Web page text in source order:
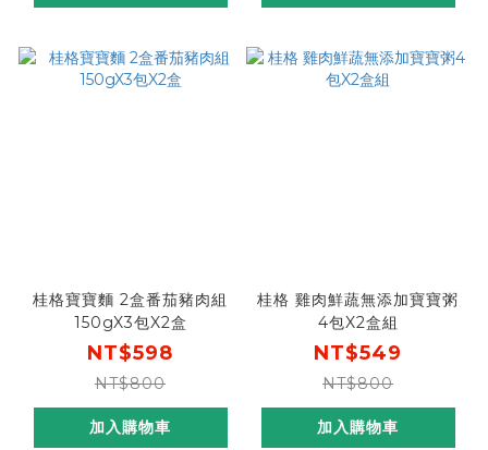
桂格寶寶麵 2盒番茄豬肉組
150gX3包X2盒
NT$598
NT$800
加入購物車
桂格 雞肉鮮蔬無添加寶寶粥
4包X2盒組
NT$549
NT$800
加入購物車